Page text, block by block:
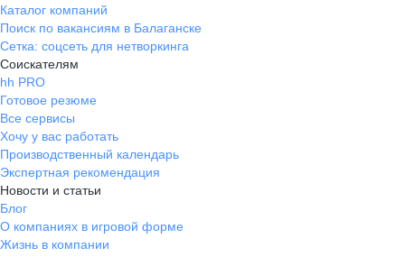
Каталог компаний
Поиск по вакансиям в Балаганске
Сетка: соцсеть для нетворкинга
Соискателям
hh PRO
Готовое резюме
Все сервисы
Хочу у вас работать
Производственный календарь
Экспертная рекомендация
Новости и статьи
Блог
О компаниях в игровой форме
Жизнь в компании